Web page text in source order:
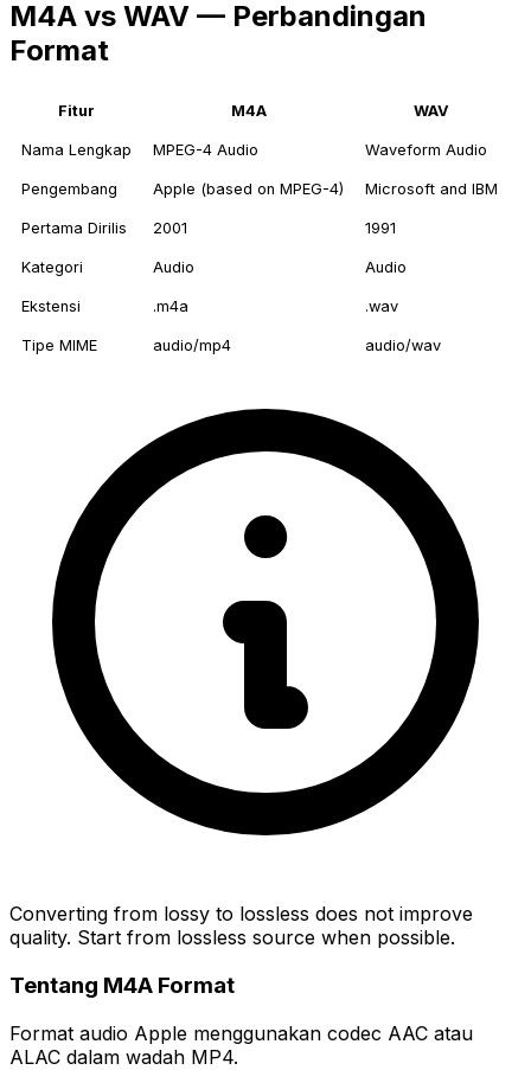
M4A vs WAV — Perbandingan
Format
Fitur M4A WAV
Nama Lengkap MPEG-4 Audio Waveform Audio
Pengembang Apple (based on MPEG-4) Microsoft and IBM
Pertama Dirilis 2001 1991
Kategori Audio Audio
Ekstensi .m4a .wav
Tipe MIME audio/mp4 audio/wav
Converting from lossy to lossless does not improve
quality. Start from lossless source when possible.
Tentang M4A Format
Format audio Apple menggunakan codec AAC atau
ALAC dalam wadah MP4.